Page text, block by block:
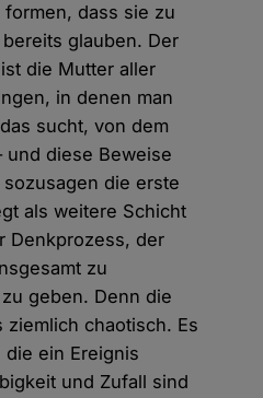
dass sie zu
glauben. Der
die Mutter aller
in denen man
sucht, von dem
und diese Beweise
die erste
als weitere Schicht
Denkprozess, der
zu
geben. Denn die
chaotisch. Es
die ein Ereignis
und Zufall sind